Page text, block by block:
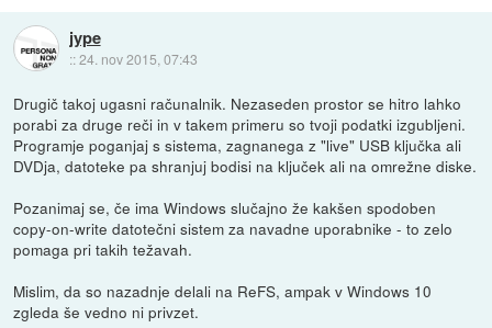
jype
::24. nov 2015, 07:43
Drugič takoj ugasni računalnik. Nezaseden prostor se hitro lahko
porabi za druge reči in v takem primeru so tvoji podatki izgubljeni.
Programje poganjaj s sistema, zagnanega z "live" USB ključka ali
DVDja, datoteke pa shranjuj bodisi na ključek ali na omrežne diske.
Pozanimaj se, če ima Windows slučajno že kakšen spodoben
copy-on-write datotečni sistem za navadne uporabnike - to zelo
pomaga pri takih težavah.
Mislim, da so nazadnje delali na ReFS, ampak v Windows 10
zgleda še vedno ni privzet.